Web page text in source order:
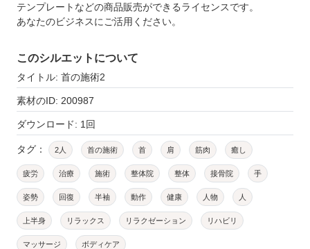
テンプレートなどの商品販売ができるライセンスです。
あなたのビジネスにご活用ください。
このシルエットについて
タイトル: 首の施術2
素材のID: 200987
ダウンロード: 1回
タグ： 2人 首の施術 首 肩 筋肉 癒し
疲労 治療 施術 整体院 整体 接骨院 手
姿勢 回復 半袖 動作 健康 人物 人
上半身 リラックス リラクゼーション リハビリ
マッサージ ボディケア